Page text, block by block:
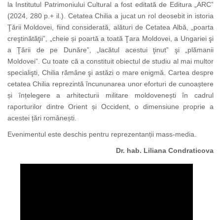
la Institutul Patrimoniului Cultural a fost editată de Editura „ARC”
(2024, 280 p.+ il.). Cetatea Chilia a jucat un rol deosebit in istoria
Ţării Moldovei, fiind considerată, alături de Cetatea Albă, „poarta
creştinătăţii”, „cheie și poartă a toată Ţara Moldovei, a Ungariei şi
a Ţării de pe Dunăre”, „lacătul acestui ţinut” şi „plămanii
Moldovei”. Cu toate că a constituit obiectul de studiu al mai multor
specialişti, Chilia rămâne şi astăzi o mare enigmă. Cartea despre
cetatea Chilia reprezintă încununarea unor eforturi de cunoaștere
și înțelegere a arhitecturii militare moldovenești în cadrul
raporturilor dintre Orient și Occident, o dimensiune proprie a
acestei țări românești.
Evenimentul este deschis pentru reprezentanții mass-media.
Dr. hab. Liliana Condraticova